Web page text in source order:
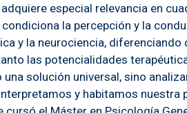
especial relevancia en
la percepción y la
y la neurociencia,
las potencialidades
solución universal, sino
y habitamos nuestra